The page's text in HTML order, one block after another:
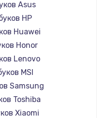
Asus
HP
Huawei
Honor
Lenovo
MSI
Samsung
Toshiba
Xiaomi